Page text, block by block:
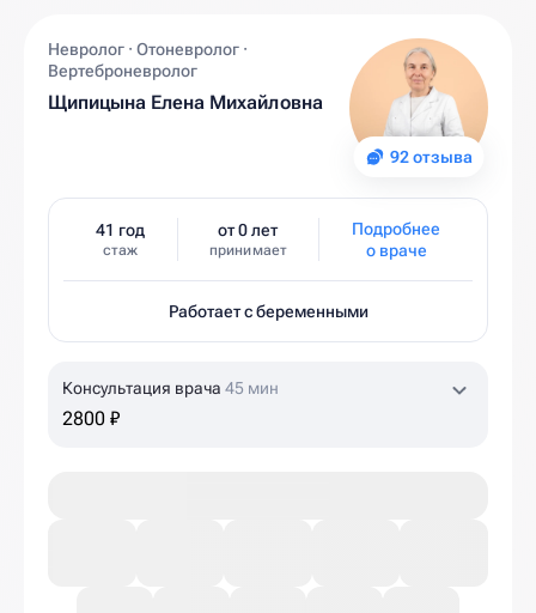
92 отзыва
Невролог · Отоневролог ·
Вертеброневролог
Щипицына Елена Михайловна
41 год
стаж
от 0 лет
принимает
Подробнее
о враче
Работает с беременными
Консультация врача 45 мин
2800 ₽